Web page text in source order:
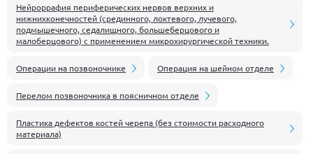
Нейроррафия периферических нервов верхних и
нижнихконечностей (срединного, локтевого, лучевого,
подмышечного, седалищного, большеберцового и
малоберцового) с применением микрохирургической техники.
Операции на позвоночнике Операция на шейном отделе
Перелом позвоночника в поясничном отделе
Пластика дефектов костей черепа (без стоимости расходного
материала)